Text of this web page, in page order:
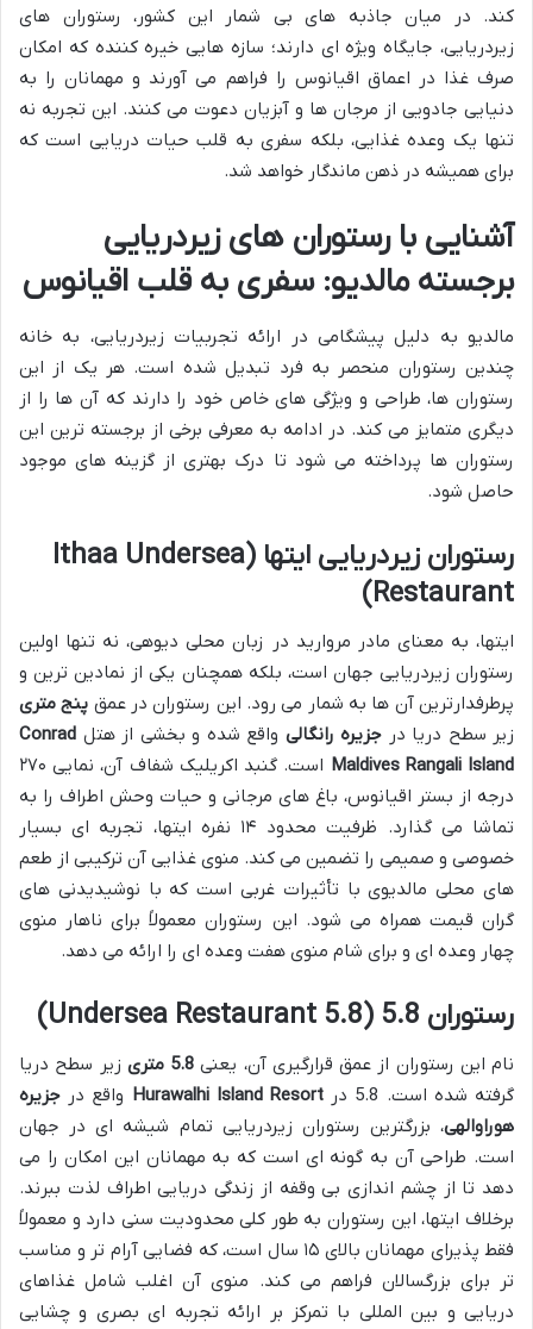
کند. در میان جاذبه های بی شمار این کشور، رستوران های
زیردریایی، جایگاه ویژه ای دارند؛ سازه هایی خیره کننده که امکان
صرف غذا در اعماق اقیانوس را فراهم می آورند و مهمانان را به
دنیایی جادویی از مرجان ها و آبزیان دعوت می کنند. این تجربه نه
تنها یک وعده غذایی، بلکه سفری به قلب حیات دریایی است که
برای همیشه در ذهن ماندگار خواهد شد.
آشنایی با رستوران های زیردریایی
برجسته مالدیو: سفری به قلب اقیانوس
مالدیو به دلیل پیشگامی در ارائه تجربیات زیردریایی، به خانه
چندین رستوران منحصر به فرد تبدیل شده است. هر یک از این
رستوران ها، طراحی و ویژگی های خاص خود را دارند که آن ها را از
دیگری متمایز می کند. در ادامه به معرفی برخی از برجسته ترین این
رستوران ها پرداخته می شود تا درک بهتری از گزینه های موجود
حاصل شود.
رستوران زیردریایی ایتها (Ithaa Undersea
Restaurant)
ایتها، به معنای مادر مروارید در زبان محلی دیوهی، نه تنها اولین
رستوران زیردریایی جهان است، بلکه همچنان یکی از نمادین ترین و
پرطرفدارترین آن ها به شمار می رود. این رستوران در عمق پنج متری
زیر سطح دریا در جزیره رانگالی واقع شده و بخشی از هتل Conrad
Maldives Rangali Island
است. گنبد اکریلیک شفاف آن، نمایی ۲۷۰
درجه از بستر اقیانوس، باغ های مرجانی و حیات وحش اطراف را به
تماشا می گذارد. ظرفیت محدود ۱۴ نفره ایتها، تجربه ای بسیار
خصوصی و صمیمی را تضمین می کند. منوی غذایی آن ترکیبی از طعم
های محلی مالدیوی با تأثیرات غربی است که با نوشیدیدنی های
گران قیمت همراه می شود. این رستوران معمولاً برای ناهار منوی
چهار وعده ای و برای شام منوی هفت وعده ای را ارائه می دهد.
رستوران 5.8 (5.8 Undersea Restaurant)
نام این رستوران از عمق قرارگیری آن، یعنی 5.8 متری
زیر سطح دریا
گرفته شده است. 5.8 در
Hurawalhi Island Resort واقع در جزیره
هوراوالهی، بزرگترین رستوران زیردریایی تمام شیشه ای در جهان
است. طراحی آن به گونه ای است که به مهمانان این امکان را می
دهد تا از چشم اندازی بی وقفه از زندگی دریایی اطراف لذت ببرند.
برخلاف ایتها، این رستوران به طور کلی محدودیت سنی دارد و معمولاً
فقط پذیرای مهمانان بالای ۱۵ سال است، که فضایی آرام تر و مناسب
تر برای بزرگسالان فراهم می کند. منوی آن اغلب شامل غذاهای
دریایی و بین المللی با تمرکز بر ارائه تجربه ای بصری و چشایی